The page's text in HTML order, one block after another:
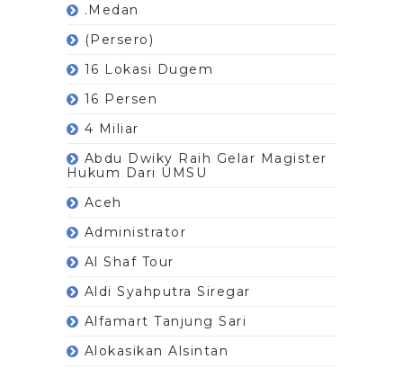
.Medan
(Persero)
16 Lokasi Dugem
16 Persen
4 Miliar
Abdu Dwiky Raih Gelar Magister
Hukum Dari UMSU
Aceh
Administrator
Al Shaf Tour
Aldi Syahputra Siregar
Alfamart Tanjung Sari
Alokasikan Alsintan